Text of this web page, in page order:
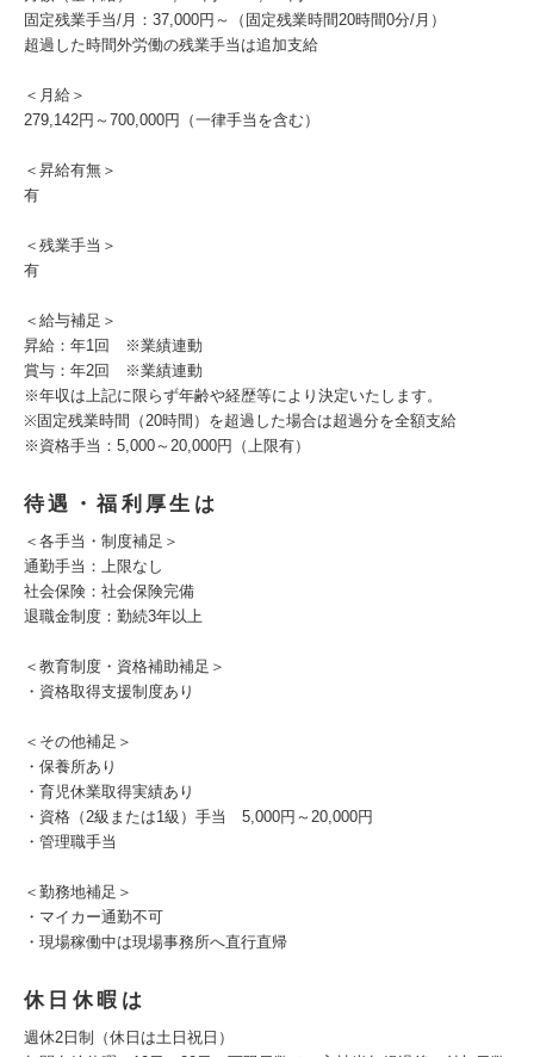
固定残業手当/月：37,000円～（固定残業時間20時間0分/月）
超過した時間外労働の残業手当は追加支給
＜月給＞
279,142円～700,000円（一律手当を含む）
＜昇給有無＞
有
＜残業手当＞
有
＜給与補足＞
昇給：年1回 ※業績連動
賞与：年2回 ※業績連動
※年収は上記に限らず年齢や経歴等により決定いたします。
※固定残業時間（20時間）を超過した場合は超過分を全額支給
※資格手当：5,000～20,000円（上限有）
待遇・福利厚生は
＜各手当・制度補足＞
通勤手当：上限なし
社会保険：社会保険完備
退職金制度：勤続3年以上
＜教育制度・資格補助補足＞
・資格取得支援制度あり
＜その他補足＞
・保養所あり
・育児休業取得実績あり
・資格（2級または1級）手当 5,000円～20,000円
・管理職手当
＜勤務地補足＞
・マイカー通勤不可
・現場稼働中は現場事務所へ直行直帰
休日休暇は
週休2日制（休日は土日祝日）